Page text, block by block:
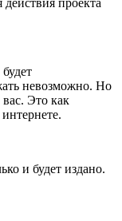
действия проекта
невозможно. Но
Это как
и будет издано.